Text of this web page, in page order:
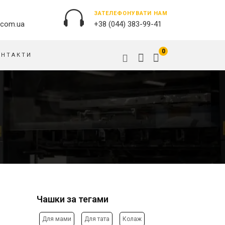
ЗАТЕЛЕФОНУВАТИ НАМ
+38 (044) 383-99-41
ПОДУШКИ
ПОСТЕРИ, ПЛАКАТИ, АФIШI
0
Чашки за тегами
Для мами Для тата Колаж